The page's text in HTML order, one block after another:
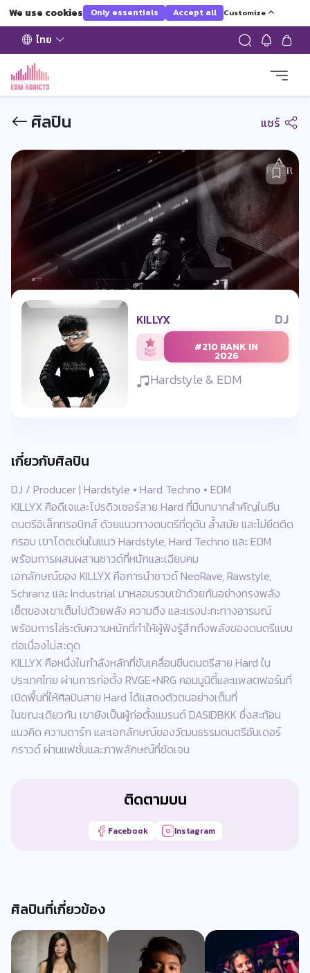
We use cookies Only essentials Accept all Customize
ไทย
ศิลปิน แชร์
KILLYX DJ
#210 RANK IN
2026
Hardstyle & EDM
เกี่ยวกับศิลปิน
DJ / Producer | Hardstyle • Hard Techno • EDM
KILLYX คือดีเจและโปรดิวเซอร์สาย Hard ที่มีบทบาทสำคัญในซีน
ดนตรีอิเล็กทรอนิกส์ ด้วยแนวทางดนตรีที่ดุดัน ล้ำสมัย และไม่ยึดติด
กรอบ เขาโดดเด่นในแนว Hardstyle, Hard Techno และ EDM
พร้อมการผสมผสานซาวด์ที่หนักและเฉียบคม
เอกลักษณ์ของ KILLYX คือการนำซาวด์ NeoRave, Rawstyle,
Schranz และ Industrial มาหลอมรวมเข้าด้วยกันอย่างทรงพลัง
เซ็ตของเขาเต็มไปด้วยพลัง ความตึง และแรงปะทะทางอารมณ์
พร้อมการไล่ระดับความหนักที่ทำให้ผู้ฟังรู้สึกถึงพลังของดนตรีแบบ
ต่อเนื่องไม่สะดุด
KILLYX คือหนึ่งในกำลังหลักที่ขับเคลื่อนซีนดนตรีสาย Hard ใน
ประเทศไทย ผ่านการก่อตั้ง RVGE+NRG คอมมูนิตี้และแพลตฟอร์มที่
เปิดพื้นที่ให้ศิลปินสาย Hard ได้แสดงตัวตนอย่างเต็มที่
ในขณะเดียวกัน เขายังเป็นผู้ก่อตั้งแบรนด์ DASIDBKK ซึ่งสะท้อน
แนวคิด ความดาร์ก และเอกลักษณ์ของวัฒนธรรมดนตรีอันเดอร์
กราวด์ ผ่านแฟชั่นและภาพลักษณ์ที่ชัดเจน
ติดตามบน
Facebook Instagram
ศิลปินที่เกี่ยวข้อง